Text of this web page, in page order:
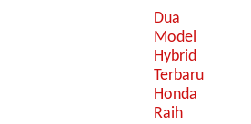
Dua
Model
Hybrid
Terbaru
Honda
Raih